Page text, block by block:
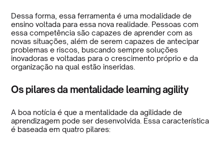
Dessa forma, essa ferramenta é uma modalidade de
ensino voltada para essa nova realidade. Pessoas com
essa competência são capazes de aprender com as
novas situações, além de serem capazes de antecipar
problemas e riscos, buscando sempre soluções
inovadoras e voltadas para o crescimento próprio e da
organização na qual estão inseridas.
Os pilares da mentalidade learning agility
A boa notícia é que a mentalidade da agilidade de
aprendizagem pode ser desenvolvida. Essa característica
é baseada em quatro pilares: